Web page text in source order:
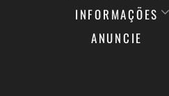
INFORMAÇÕES
ANUNCIE